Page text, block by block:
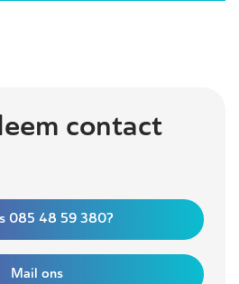
contact
085 48 59 380?
Mail ons